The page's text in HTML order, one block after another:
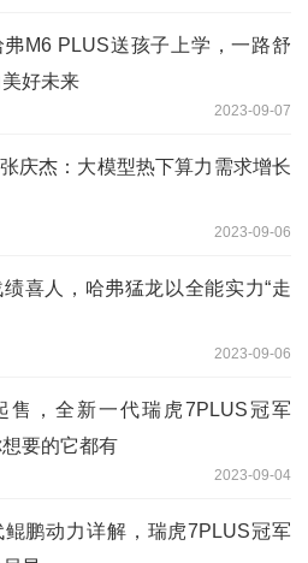
弗M6 PLUS送孩子上学，一路舒
好未来
2023-09-07
庆杰：大模型热下算力需求增长
2023-09-06
喜人，哈弗猛龙以全能实力“走
2023-09-06
售，全新一代瑞虎7PLUS冠军
要的它都有
2023-09-04
鲲鹏动力详解，瑞虎7PLUS冠军